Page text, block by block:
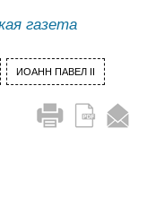
газета
ИОАНН ПАВЕЛ II